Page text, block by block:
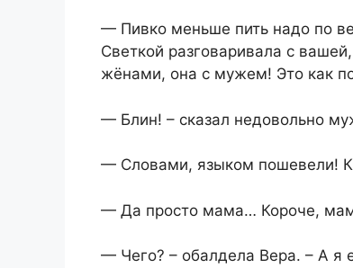
— Пивко меньше пить надо по
Светкой разговаривала с
жёнами, она с мужем! Это как
— Блин! – сказал недовольно
— Словами, языком пошевели!
— Да просто мама… Короче,
— Чего? – обалдела Вера. – А я